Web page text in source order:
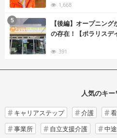
1,668
【後編】オープニン
の存在！【ポラリスデ
391
5
人気のキ
キャリアステップ 介護
事業所
自立支援介護 中